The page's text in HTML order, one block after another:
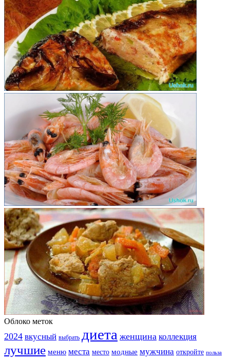
Облоко меток
2024 вкусный выбрать диета женщина коллекция
лучшие меню места место модные мужчина откройте польза